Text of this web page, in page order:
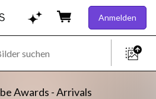
Anmelden
Awards - Arrivals